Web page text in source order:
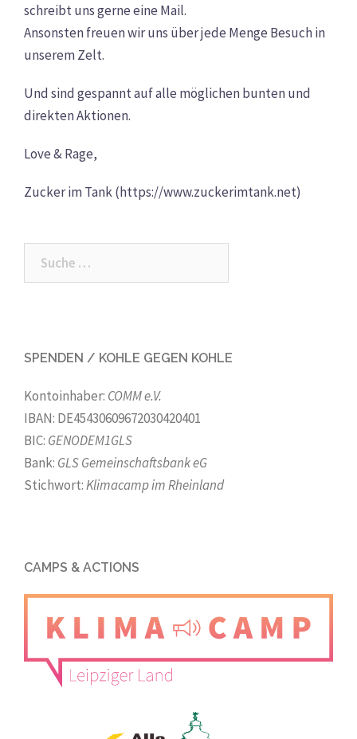
schreibt uns gerne eine Mail.
Ansonsten freuen wir uns über jede Menge Besuch in
unserem Zelt.
Und sind gespannt auf alle möglichen bunten und
direkten Aktionen.
Love & Rage,
Zucker im Tank (https://www.zuckerimtank.net)
SPENDEN / KOHLE GEGEN KOHLE
Kontoinhaber: COMM e.V.
IBAN: DE45430609672030420401
BIC: GENODEM1GLS
Bank: GLS Gemeinschaftsbank eG
Stichwort:Klimacamp im Rheinland
CAMPS & ACTIONS